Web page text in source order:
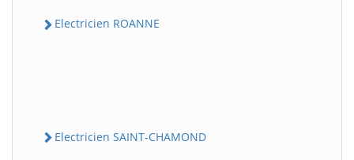
Electricien ROANNE
Electricien SAINT-CHAMOND